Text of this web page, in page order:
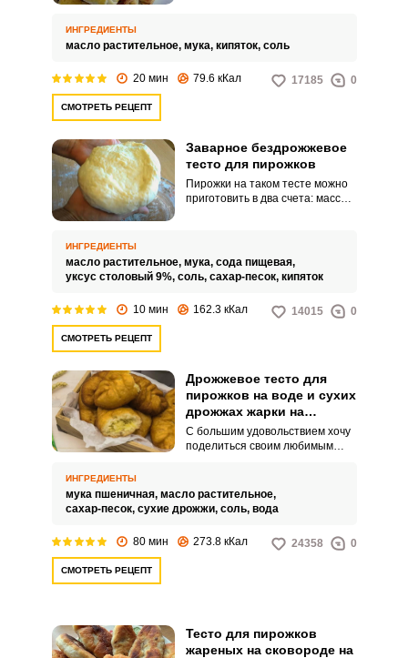
ИНГРЕДИЕНТЫ
масло растительное, мука, кипяток, соль
20 мин 79.6 кКал 17185 0
СМОТРЕТЬ РЕЦЕПТ
Заварное бездрожжевое
тесто для пирожков
Пирожки на таком тесте можно
приготовить в два счета: масса
животных жиров, что
понравится вегетарианцам.
ИНГРЕДИЕНТЫ
масло растительное, мука, сода пищевая,
уксус столовый 9%, соль, сахар-песок, кипяток
10 мин 162.3 кКал 14015 0
СМОТРЕТЬ РЕЦЕПТ
Дрожжевое тесто для
пирожков на воде и сухих
дрожжах жарки на
сковороде
С большим удовольствием хочу
поделиться своим любимым
приготовления пирожков.
Дрожжевое тесто на воде и
приготовлении и
использовании.
ИНГРЕДИЕНТЫ
мука пшеничная, масло растительное,
сахар-песок, сухие дрожжи, соль, вода
80 мин 273.8 кКал 24358 0
СМОТРЕТЬ РЕЦЕПТ
Тесто для пирожков
жареных на сковороде на